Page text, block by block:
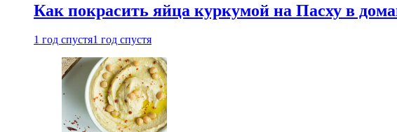
Как покрасить яйца куркумой на Пасху в
1 год спустя1 год спустя